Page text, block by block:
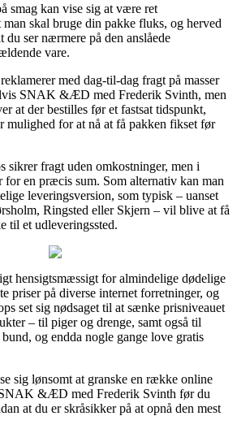
smag kan vise sig at være ret
skal bruge din pakke fluks, og herved
du ser nærmere på den anslåede
vare.
med dag-til-dag fragt på masser
SNAK &ÆD med Frederik Svinth, men
at der bestilles før et fastsat tidspunkt,
mulighed for at nå at få pakken fikset før
sikrer fragt uden omkostninger, men i
for en præcis sum. Som alternativ kan man
leveringsversion, som typisk – uanset
Ringsted eller Skjern – vil blive at få
til et udleveringssted.
hensigtsmæssigt for almindelige dødelige
priser på diverse internet forretninger, og
set sig nødsaget til at sænke prisniveauet
– til piger og drenge, samt også til
og endda nogle gange love gratis
sig lønsomt at granske en række online
&ÆD med Frederik Svinth før du
at du er skråsikker på at opnå den mest